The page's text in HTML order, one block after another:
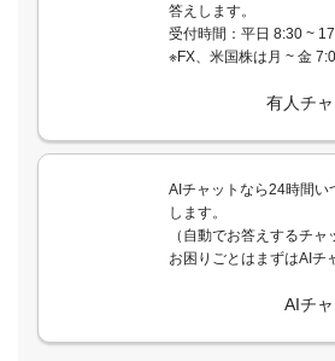
答えします。
受付時間：平日 8:30 ~
※FX、米国株は月 ~ 金
有人チ
AIチャットなら24時間い
します。
（自動でお答えするチャ
お困りごとはまずはAIチ
AIチ